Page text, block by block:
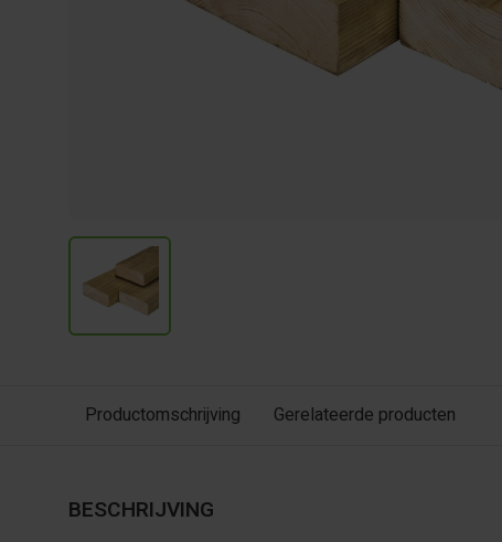
Productomschrijving Gerelateerde producten
BESCHRIJVING